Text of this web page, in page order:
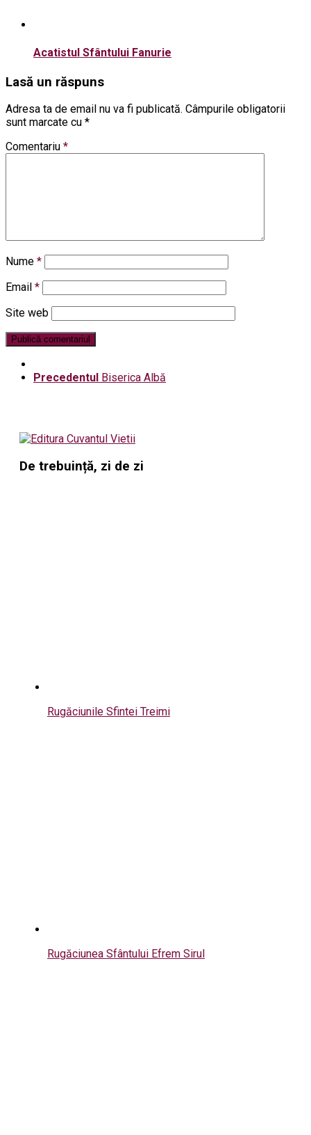
Acatistul Sfântului Fanurie
Lasă un răspuns
Adresa ta de email nu va fi publicată. Câmpurile obligatorii
sunt marcate cu *
Comentariu *
Nume *
Email *
Site web
Precedentul Biserica Albă
De trebuință, zi de zi
Rugăciunile Sfintei Treimi
Rugăciunea Sfântului Efrem Sirul